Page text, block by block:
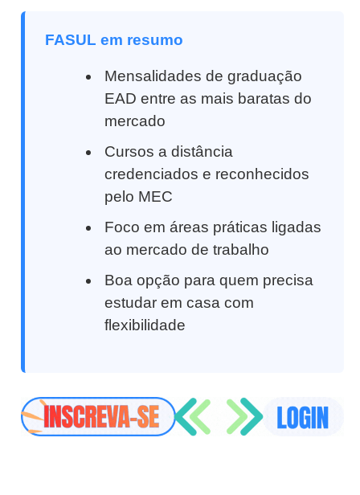
FASUL em resumo
Mensalidades de graduação
EAD entre as mais baratas do
mercado
Cursos a distância
credenciados e reconhecidos
pelo MEC
Foco em áreas práticas ligadas
ao mercado de trabalho
Boa opção para quem precisa
estudar em casa com
flexibilidade